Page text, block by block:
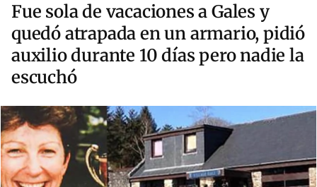
Fue sola de vacaciones a Gales y
quedó atrapada en un armario, pidió
auxilio durante 10 días pero nadie la
escuchó